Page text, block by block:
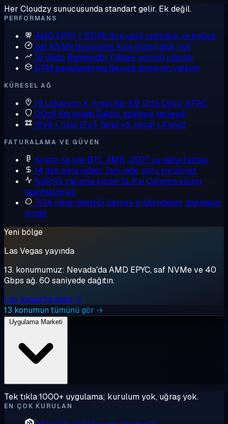
Her Cloudzy sunucusunda standart gelir. Ek değil.
PERFORMANS
AMD EPYC + DDR5 Son nesil çekirdek ve bellek
Saf NVMe depolamaAsla dönen disk yok
10 Gbps Bandwidth Yüksek verimli planlar
KVM sanallaştırmaGerçek donanım yalıtımı
KÜRESEL AĞ
13 Lokasyon K. Amerika, AB, Orta Doğu, APAC
DDoS Koruması Saldırı azaltma yerleşik
IPv6 + özel IPv4 Yerel v6, kendi v4'ünüz
FATURALAMA VE GÜVEN
Kripto ile öde BTC, XMR, USDT ve daha fazlası
14 gün para iadesi Tam iade, soru sorulmaz
%99,95 çalışma süresi SLA'sı Çalışma süresi
taahhüdümüz
7/24 insan desteği Gerçek mühendisler, dakikalar
içinde
Yeni bölge
Las Vegas yayında
13. konumumuz: Nevada'da AMD EPYC, saf NVMe ve 40
Gbps ağ. 60 saniyede dağıtın.
Las Vegas'ta dağıt →
13 konumun tümünü gör →
Tek tıkla 1000+ uygulama; kurulum yok, uğraş yok.
EN ÇOK KURULAN